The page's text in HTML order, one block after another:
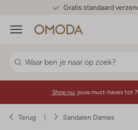
Gratis standaard
Menu
Shop nu: jouw must-haves tot
Terug Sandalen Dames